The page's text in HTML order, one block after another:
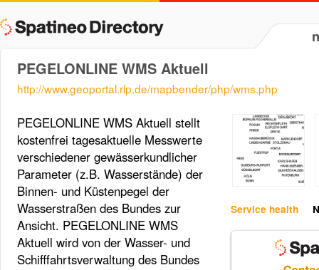
PEGELONLINE WMS Aktuell
http://www.geoportal.rlp.de/mapbender/php/wms.php
Service health
PEGELONLINE WMS Aktuell stellt
kostenfrei tagesaktuelle Messwerte
verschiedener gewässerkundlicher
Parameter (z.B. Wasserstände) der
Binnen- und Küstenpegel der
Wasserstraßen des Bundes zur
Ansicht. PEGELONLINE WMS
Aktuell wird von der Wasser- und
Schifffahrtsverwaltung des Bundes